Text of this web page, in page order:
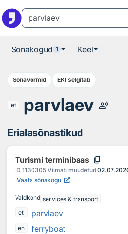
Sõnakogud 1 Keel
Sõnavormid EKI selgitab
et parvlaev record_voice_over
Erialasõnastikud
Turismi terminibaas content_copy
ID 1130305 Viimati muudetud
Vaata sõnakogu
Valdkond services & transport
et
parvlaev
en
ferryboat